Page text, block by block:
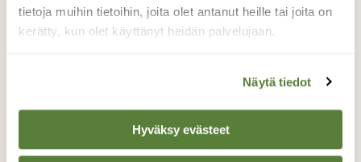
tietoja muihin tietoihin, joita olet antanut heille tai joita on
kerätty, kun olet käyttänyt heidän palvelujaan.
Näytä tiedot
Hyväksy evästeet
Nyt luontoon: Kuuntele terveiset Lapista